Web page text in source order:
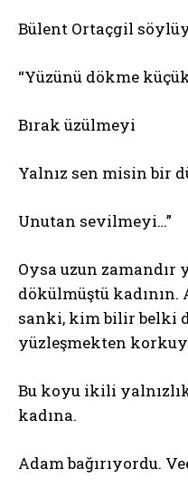
Bülent Ortaçgil
“Yüzünü dökme
Bırak üzülmeyi
Yalnız sen misin bir
Unutan sevilmeyi…”
Oysa uzun zamandır
dökülmüştü
sanki, kim bilir belki
yüzleşmekten
Bu koyu ikili
kadına.
Adam bağırıyordu.